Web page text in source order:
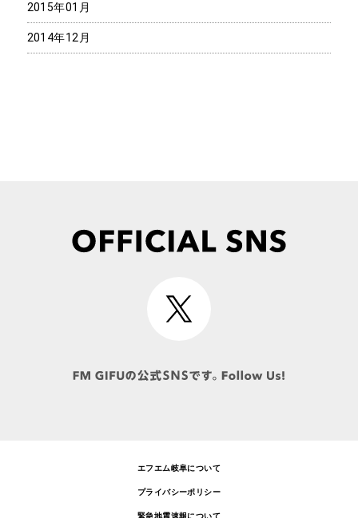
2015年01月
2014年12月
エフエム岐阜について
プライバシーポリシー
緊急地震速報について